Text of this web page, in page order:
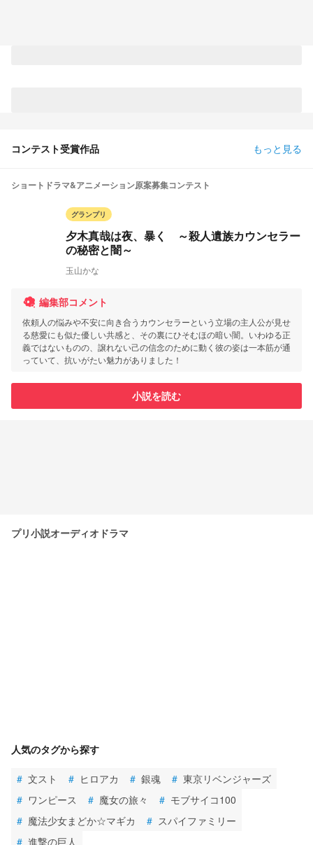
コンテスト受賞作品 もっと見る
ショートドラマ&アニメーション原案募集コンテスト
グランプリ
夕木真哉は夜、暴く ～殺人遺族カウンセラー
の秘密と闇～
玉山かな
編集部コメント
依頼人の悩みや不安に向き合うカウンセラーという立場の主人公が見せ
る慈愛にも似た優しい共感と、その裏にひそむほの暗い闇。いわゆる正
義ではないものの、譲れない己の信念のために動く彼の姿は一本筋が通
っていて、抗いがたい魅力がありました！
小説を読む
プリ小説オーディオドラマ
人気のタグから探す
# 文スト # ヒロアカ # 銀魂 # 東京リベンジャーズ
# ワンピース # 魔女の旅々 # モブサイコ100
# 魔法少女まどか☆マギカ # スパイファミリー
# 進撃の巨人